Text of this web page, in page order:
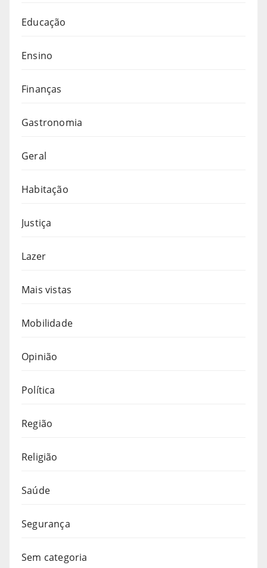
Educação
Ensino
Finanças
Gastronomia
Geral
Habitação
Justiça
Lazer
Mais vistas
Mobilidade
Opinião
Política
Região
Religião
Saúde
Segurança
Sem categoria